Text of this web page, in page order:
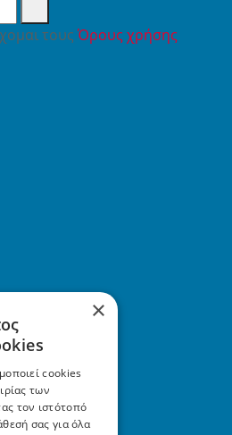
τουςΌρους χρήσης
×
cookies
των
τον ιστότοπό
σας για όλα